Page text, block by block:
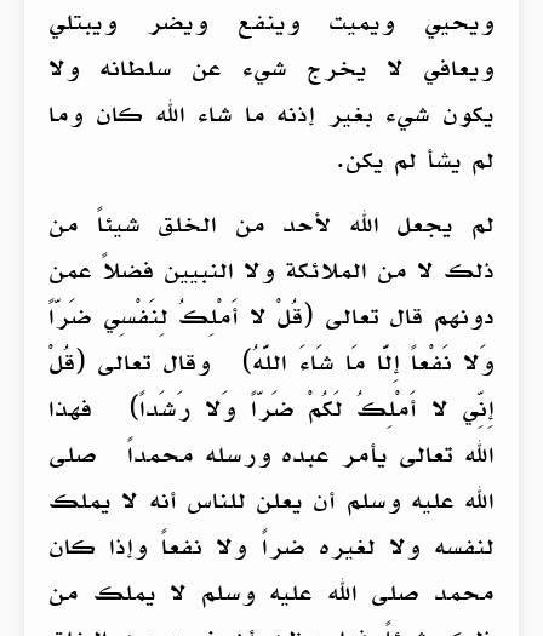
ويحيي ويميت وينفع ويضر ويبتلي
ويعافي لا يخرج شيء عن سلطانه ولا
يكون شيء بغير إذنه ما شاء الله كان وما
لم يشأ لم يكن.
لم يجعل الله لأحد من الخلق شيئاً من
ذلك لا من الملائكة ولا النبيين فضلاً عمن
دونهم قال تعالى (قُلْ لا أَمْلِكُ لِنَفْسِي ضَرّاً
وَلا نَفْعاً إِلَّا مَا شَاءَ اللَّهُ) وقال تعالى (قُلْ
إِنِّي لا أَمْلِكُ لَكُمْ ضَرّاً وَلا رَشَداً) فهذا
الله تعالى يأمر عبده ورسله محمداً صلى
الله عليه وسلم أن يعلن للناس أنه لا يملك
لنفسه ولا لغيره ضراً ولا نفعاً وإذا كان
محمد صلى الله عليه وسلم لا يملك من